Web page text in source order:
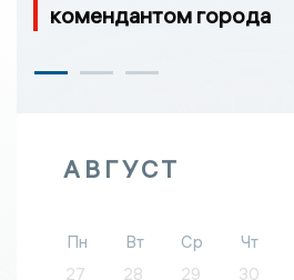
комендантом города
АВГУСТ
Пн Вт Ср Чт
27
28 29 30